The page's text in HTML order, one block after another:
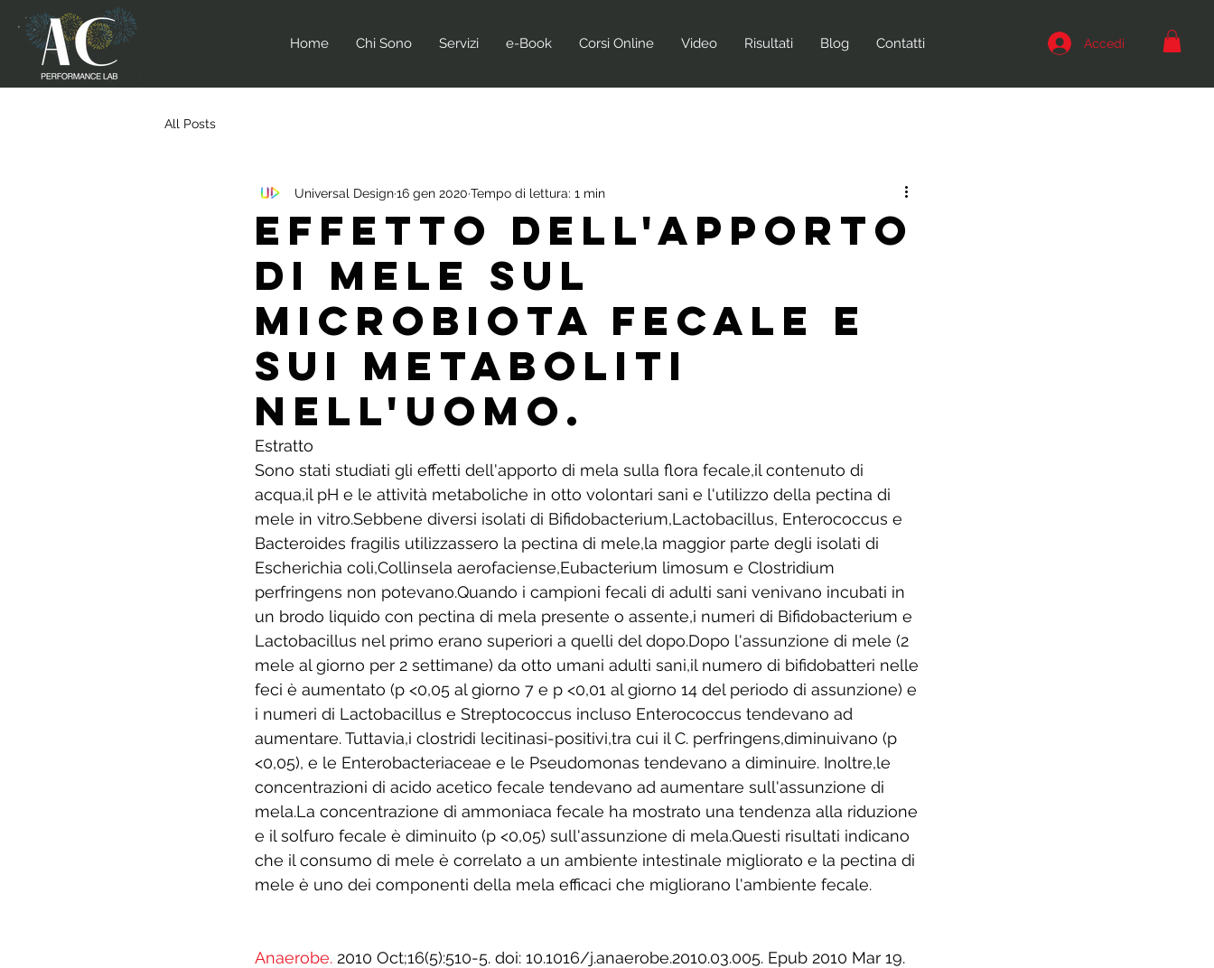
Home Chi Sono Servizi e-Book Corsi Online Video Risultati Blog Contatti Accedi
All Posts
Effetto dell'apporto
di mele sul
microbiota fecale e
sui metaboliti
nell'uomo.
Universal Design16 gen 2020 Tempo di lettura: 1 min
Estratto
Sono stati studiati gli effetti dell'apporto di mela sulla flora fecale,il contenuto di
acqua,il pH e le attività metaboliche in otto volontari sani e l'utilizzo della pectina di
mele in vitro.Sebbene diversi isolati di Bifidobacterium,Lactobacillus, Enterococcus e
Bacteroides fragilis utilizzassero la pectina di mele,la maggior parte degli isolati di
Escherichia coli,Collinsela aerofaciense,Eubacterium limosum e Clostridium
perfringens non potevano.Quando i campioni fecali di adulti sani venivano incubati in
un brodo liquido con pectina di mela presente o assente,i numeri di Bifidobacterium e
Lactobacillus nel primo erano superiori a quelli del dopo.Dopo l'assunzione di mele (2
mele al giorno per 2 settimane) da otto umani adulti sani,il numero di bifidobatteri nelle
feci è aumentato (p <0,05 al giorno 7 e p <0,01 al giorno 14 del periodo di assunzione) e
i numeri di Lactobacillus e Streptococcus incluso Enterococcus tendevano ad
aumentare. Tuttavia,i clostridi lecitinasi-positivi,tra cui il C. perfringens,diminuivano (p
<0,05), e le Enterobacteriaceae e le Pseudomonas tendevano a diminuire. Inoltre,le
concentrazioni di acido acetico fecale tendevano ad aumentare sull'assunzione di
mela.La concentrazione di ammoniaca fecale ha mostrato una tendenza alla riduzione
e il solfuro fecale è diminuito (p <0,05) sull'assunzione di mela.Questi risultati indicano
che il consumo di mele è correlato a un ambiente intestinale migliorato e la pectina di
mele è uno dei componenti della mela efficaci che migliorano l'ambiente fecale.
Anaerobe. 2010 Oct;16(5):510-5. doi: 10.1016/j.anaerobe.2010.03.005. Epub 2010 Mar 19.